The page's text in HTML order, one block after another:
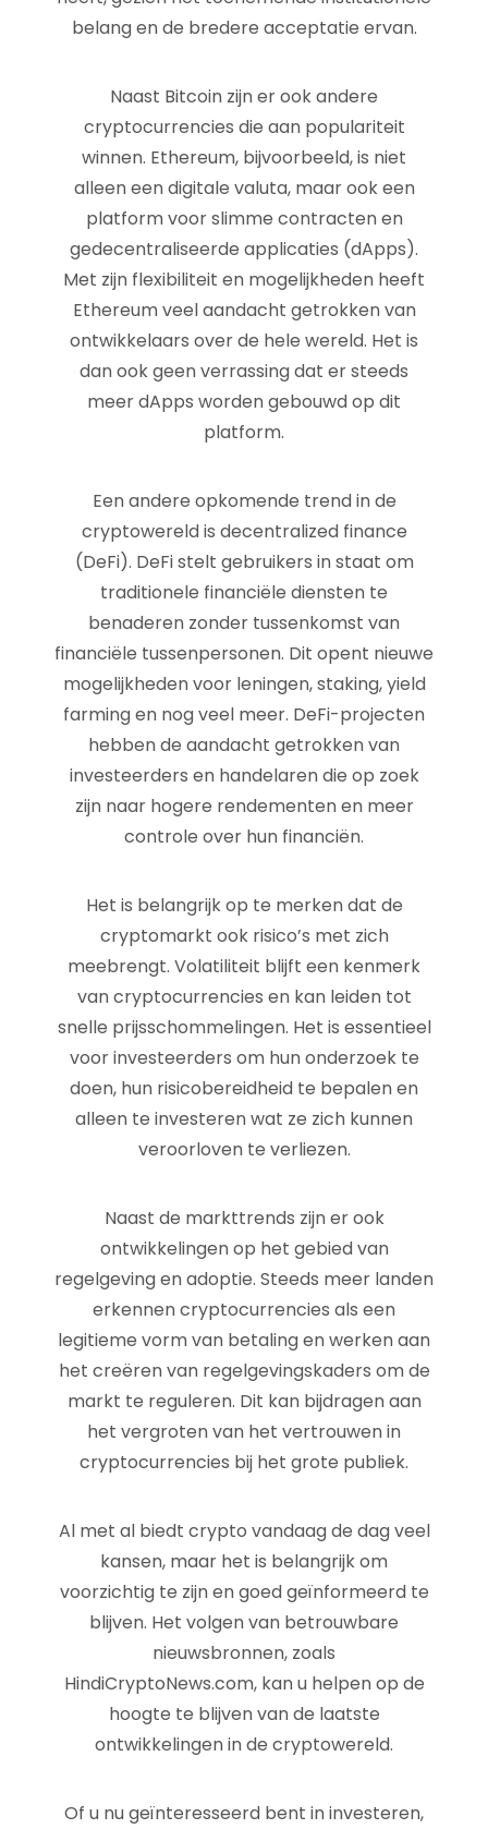
belang en de bredere acceptatie ervan.
Naast Bitcoin zijn er ook andere
cryptocurrencies die aan populariteit
winnen. Ethereum, bijvoorbeeld, is niet
alleen een digitale valuta, maar ook een
platform voor slimme contracten en
gedecentraliseerde applicaties (dApps).
Met zijn flexibiliteit en mogelijkheden heeft
Ethereum veel aandacht getrokken van
ontwikkelaars over de hele wereld. Het is
dan ook geen verrassing dat er steeds
meer dApps worden gebouwd op dit
platform.
Een andere opkomende trend in de
cryptowereld is decentralized finance
(DeFi). DeFi stelt gebruikers in staat om
traditionele financiële diensten te
benaderen zonder tussenkomst van
financiële tussenpersonen. Dit opent nieuwe
mogelijkheden voor leningen, staking, yield
farming en nog veel meer. DeFi-projecten
hebben de aandacht getrokken van
investeerders en handelaren die op zoek
zijn naar hogere rendementen en meer
controle over hun financiën.
Het is belangrijk op te merken dat de
cryptomarkt ook risico’s met zich
meebrengt. Volatiliteit blijft een kenmerk
van cryptocurrencies en kan leiden tot
snelle prijsschommelingen. Het is essentieel
voor investeerders om hun onderzoek te
doen, hun risicobereidheid te bepalen en
alleen te investeren wat ze zich kunnen
veroorloven te verliezen.
Naast de markttrends zijn er ook
ontwikkelingen op het gebied van
regelgeving en adoptie. Steeds meer landen
erkennen cryptocurrencies als een
legitieme vorm van betaling en werken aan
het creëren van regelgevingskaders om de
markt te reguleren. Dit kan bijdragen aan
het vergroten van het vertrouwen in
cryptocurrencies bij het grote publiek.
Al met al biedt crypto vandaag de dag veel
kansen, maar het is belangrijk om
voorzichtig te zijn en goed geïnformeerd te
blijven. Het volgen van betrouwbare
nieuwsbronnen, zoals
HindiCryptoNews.com, kan u helpen op de
hoogte te blijven van de laatste
ontwikkelingen in de cryptowereld.
Of u nu geïnteresseerd bent in investeren,